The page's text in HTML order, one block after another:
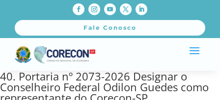
Fale Conosco
40. Portaria nº 2073-2026 Designar o
Conselheiro Federal Odilon Guedes como